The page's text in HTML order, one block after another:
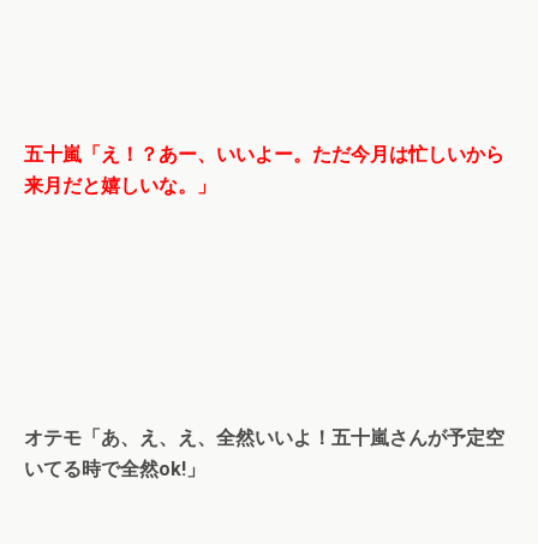
五十嵐「え！？あー、いいよー。ただ今月は忙しいから
来月だと嬉しいな。」
オテモ「あ、え、え、全然いいよ！五十嵐さんが予定空
いてる時で全然ok!」